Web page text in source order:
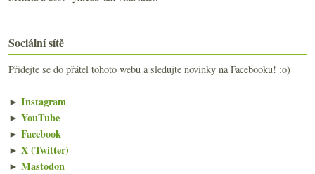
Sociální sítě
Přidejte se do přátel tohoto webu a sledujte novinky na Facebooku! :o)
► Instagram
► YouTube
► Facebook
► X (Twitter)
► Mastodon